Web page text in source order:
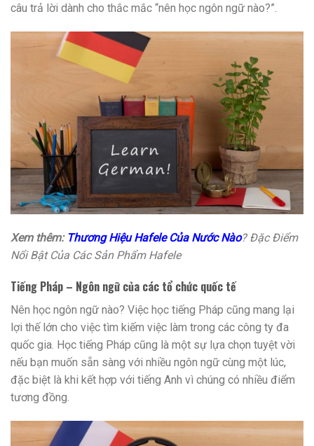
câu trả lời dành cho thắc mắc “nên học ngôn ngữ nào?”.
Xem thêm: Thương Hiệu Hafele Của Nước Nào? Đặc Điểm
Nổi Bật Của Các Sản Phẩm Hafele
Tiếng Pháp – Ngôn ngữ của các tổ chức quốc tế
Nên học ngôn ngữ nào? Việc học tiếng Pháp cũng mang lại
lợi thế lớn cho việc tìm kiếm việc làm trong các công ty đa
quốc gia. Học tiếng Pháp cũng là một sự lựa chọn tuyệt vời
nếu bạn muốn sẵn sàng với nhiều ngôn ngữ cùng một lúc,
đặc biệt là khi kết hợp với tiếng Anh vì chúng có nhiều điểm
tương đồng.